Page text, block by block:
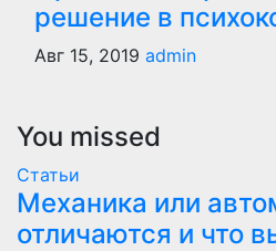
решение в
Авг 15, 2019 admin
You missed
Статьи
Механика или
отличаются и что